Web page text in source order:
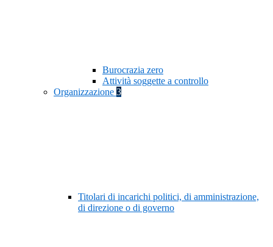
Burocrazia zero
Attività soggette a controllo
Organizzazione 3
Titolari di incarichi politici, di amministrazione,
di direzione o di governo